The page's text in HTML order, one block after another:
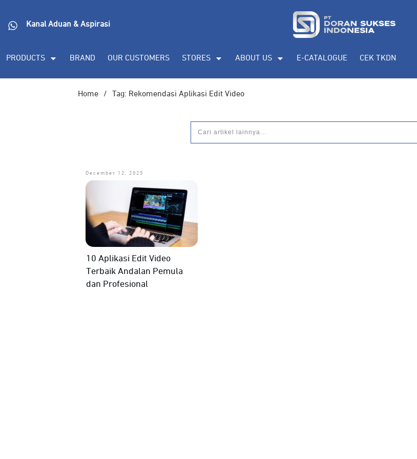
Kanal Aduan & Aspirasi
PRODUCTS BRAND OUR CUSTOMERS STORES ABOUT US E-CATALOGUE CEK TKDN
Home / Tag: Rekomendasi Aplikasi Edit Video
December 12, 2025
10 Aplikasi Edit Video
Terbaik Andalan Pemula
dan Profesional